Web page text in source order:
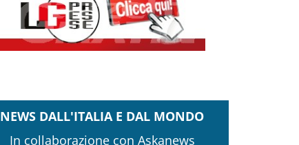
NEWS DALL'ITALIA E DAL MONDO
In collaborazione con Askanews